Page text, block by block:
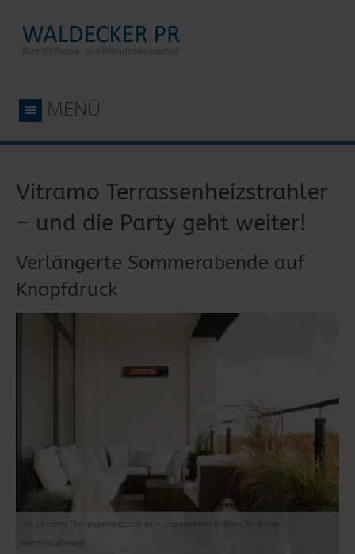
MENÜ
Vitramo Terrassenheizstrahler
– und die Party geht weiter!
Verlängerte Sommerabende auf
Knopfdruck
Die Vitramo-Terrassenheizstrahler – angenehme Wärme für kühle
Sommerabende.